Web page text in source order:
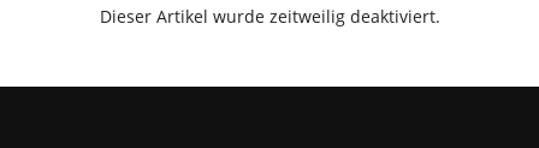
Dieser Artikel wurde zeitweilig deaktiviert.